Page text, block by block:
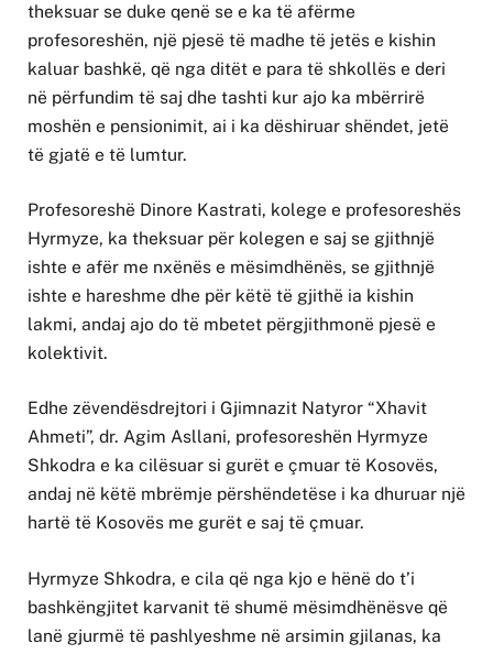
theksuar se duke qenë se e ka të afërme
profesoreshën, një pjesë të madhe të jetës e kishin
kaluar bashkë, që nga ditët e para të shkollës e deri
në përfundim të saj dhe tashti kur ajo ka mbërrirë
moshën e pensionimit, ai i ka dëshiruar shëndet, jetë
të gjatë e të lumtur.
Profesoreshë Dinore Kastrati, kolege e profesoreshës
Hyrmyze, ka theksuar për kolegen e saj se gjithnjë
ishte e afër me nxënës e mësimdhënës, se gjithnjë
ishte e hareshme dhe për këtë të gjithë ia kishin
lakmi, andaj ajo do të mbetet përgjithmonë pjesë e
kolektivit.
Edhe zëvendësdrejtori i Gjimnazit Natyror “Xhavit
Ahmeti”, dr. Agim Asllani, profesoreshën Hyrmyze
Shkodra e ka cilësuar si gurët e çmuar të Kosovës,
andaj në këtë mbrëmje përshëndetëse i ka dhuruar një
hartë të Kosovës me gurët e saj të çmuar.
Hyrmyze Shkodra, e cila që nga kjo e hënë do t’i
bashkëngjitet karvanit të shumë mësimdhënësve që
lanë gjurmë të pashlyeshme në arsimin gjilanas, ka